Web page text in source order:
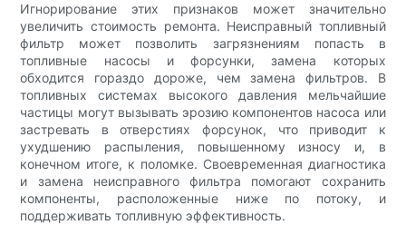
Игнорирование этих признаков может значительно
увеличить стоимость ремонта. Неисправный топливный
фильтр может позволить загрязнениям попасть в
топливные насосы и форсунки, замена которых
обходится гораздо дороже, чем замена фильтров. В
топливных системах высокого давления мельчайшие
частицы могут вызывать эрозию компонентов насоса или
застревать в отверстиях форсунок, что приводит к
ухудшению распыления, повышенному износу и, в
конечном итоге, к поломке. Своевременная диагностика
и замена неисправного фильтра помогают сохранить
компоненты, расположенные ниже по потоку, и
поддерживать топливную эффективность.